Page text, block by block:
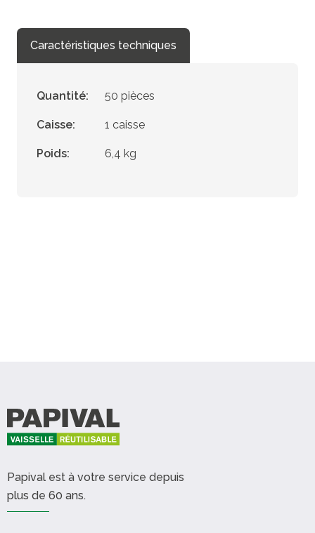
Caractéristiques techniques
Quantité: 50 pièces
Caisse: 1 caisse
Poids: 6,4 kg
Papival est à votre service depuis
plus de 60 ans.